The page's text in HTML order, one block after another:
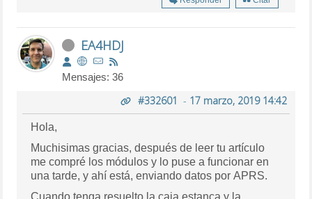
EA4HDJ
Mensajes: 36
#332601 - 17 marzo, 2019 14:42
Hola,
Muchisimas gracias, después de leer tu artículo
me compré los módulos y lo puse a funcionar en
una tarde, y ahí está, enviando datos por APRS.
Cuando tenga resuelto la caja estanca y la